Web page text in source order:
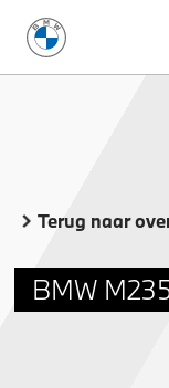
Terug naar
BMW